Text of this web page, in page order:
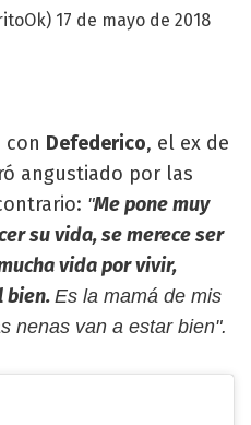
17 de mayo de 2018
con Defederico, el ex de
angustiado por las
"Me pone muy
su vida, se merece ser
vida por vivir,
bien. Es la mamá de mis
nenas van a estar bien".